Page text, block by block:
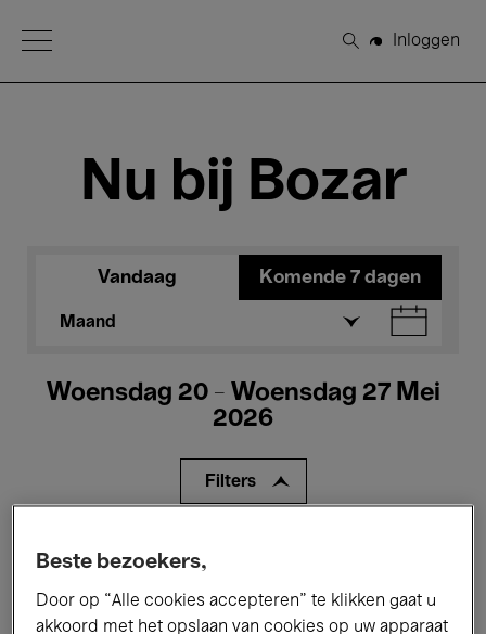
Open Menu
Zoeken
Inloggen
Nu bij Bozar
Vandaag Komende 7 dagen
Maand
Woensdag 20 - Woensdag 27 Mei
2026
Filters
Alle evenementen
Tentoonstellingen Films
Beste bezoekers,
Door op “Alle cookies accepteren” te klikken gaat u
akkoord met het opslaan van cookies op uw apparaat